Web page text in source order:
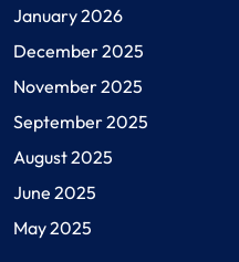
January 2026
December 2025
November 2025
September 2025
August 2025
June 2025
May 2025